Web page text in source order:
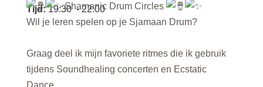
Tijd:19:30 - 22:00
Shamanic Drum Circles
Wil je leren spelen op je Sjamaan Drum?
Graag deel ik mijn favoriete ritmes die ik gebruik
tijdens Soundhealing concerten en Ecstatic
Dance.